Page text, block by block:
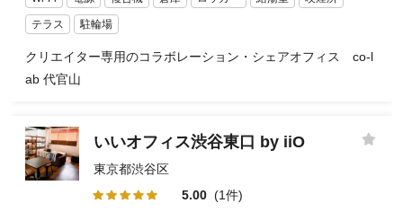
テラス 駐輪場
クリエイター専用のコラボレーション・シェアオフィス co-l
ab 代官山
いいオフィス渋谷東口 by iiO
東京都渋谷区
5.00 (1件)